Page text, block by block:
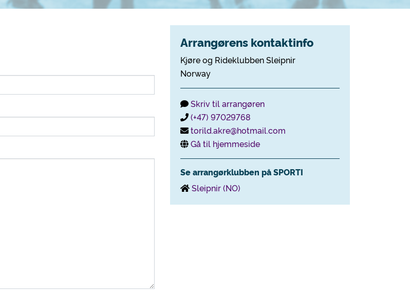
Arrangørens kontaktinfo
Kjøre og Rideklubben Sleipnir
Norway
Skriv til arrangøren
(+47) 97029768
torild.akre@hotmail.com
Gå til hjemmeside
Se arrangørklubben på SPORTI
Sleipnir (NO)